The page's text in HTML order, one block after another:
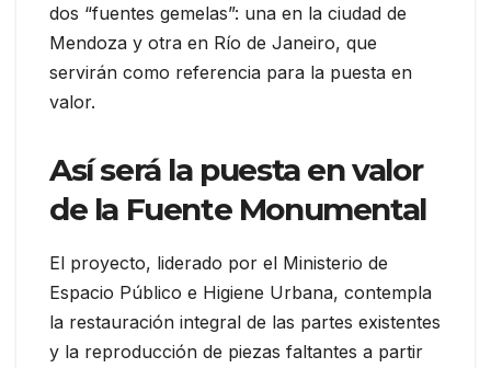
dos “fuentes gemelas”: una en la ciudad de
Mendoza y otra en Río de Janeiro, que
servirán como referencia para la puesta en
valor.
Así será la puesta en valor
de la Fuente Monumental
El proyecto, liderado por el Ministerio de
Espacio Público e Higiene Urbana, contempla
la restauración integral de las partes existentes
y la reproducción de piezas faltantes a partir